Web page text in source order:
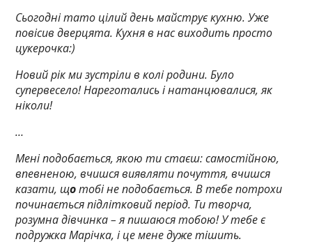
Сьогодні тато цілий день майструє кухню. Уже
повісив дверцята. Кухня в нас виходить просто
цукерочка:)
Новий рік ми зустріли в колі родини. Було
супервесело! Нареготались і натанцювалися, як
ніколи!
…
Мені подобається, якою ти стаєш: самостійною,
впевненою, вчишся виявляти почуття, вчишся
казати, щотобі не подобається. В тебе потрохи
починається підлітковий період. Ти творча,
розумна дівчинка – я пишаюся тобою! У тебе є
подружка Марічка, і це мене дуже тішить.